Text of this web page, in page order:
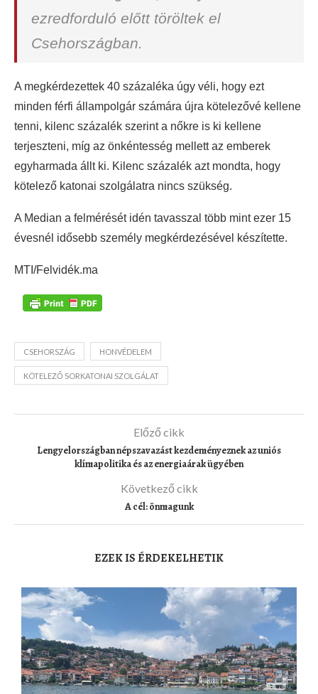
ezredforduló előtt töröltek el
Csehországban.
A megkérdezettek 40 százaléka úgy véli, hogy ezt
minden férfi állampolgár számára újra kötelezővé kellene
tenni, kilenc százalék szerint a nőkre is ki kellene
terjeszteni, míg az önkéntesség mellett az emberek
egyharmada állt ki. Kilenc százalék azt mondta, hogy
kötelező katonai szolgálatra nincs szükség.
A Median a felmérését idén tavasszal több mint ezer 15
évesnél idősebb személy megkérdezésével készítette.
MTI/Felvidék.ma
CSEHORSZÁG HONVÉDELEM
KÖTELEZŐ SORKATONAI SZOLGÁLAT
Előző cikk
Lengyelországban népszavazást kezdeményeznek az uniós
klímapolitika és az energiaárak ügyében
Következő cikk
A cél: önmagunk
EZEK IS ÉRDEKELHETIK